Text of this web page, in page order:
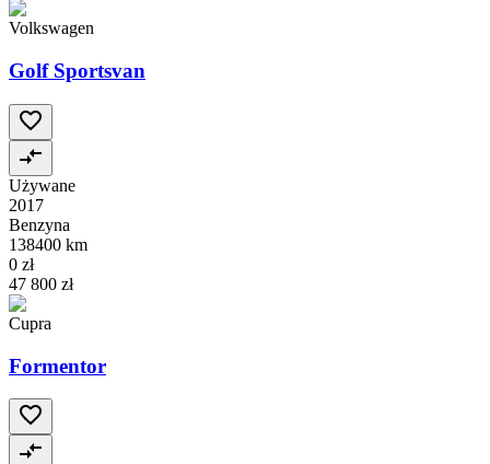
Volkswagen
Golf Sportsvan
Używane
2017
Benzyna
138400 km
0 zł
47 800 zł
Cupra
Formentor